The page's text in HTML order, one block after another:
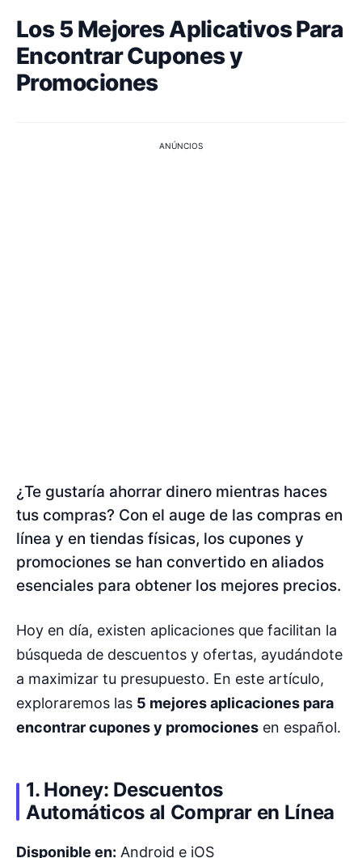
Los 5 Mejores Aplicativos Para
Encontrar Cupones y
Promociones
ANÚNCIOS
¿Te gustaría ahorrar dinero mientras haces
tus compras? Con el auge de las compras en
línea y en tiendas físicas, los cupones y
promociones se han convertido en aliados
esenciales para obtener los mejores precios.
Hoy en día, existen aplicaciones que facilitan la
búsqueda de descuentos y ofertas, ayudándote
a maximizar tu presupuesto. En este artículo,
exploraremos las 5 mejores aplicaciones para
encontrar cupones y promociones en español.
1. Honey: Descuentos
Automáticos al Comprar en Línea
Disponible en: Android e iOS